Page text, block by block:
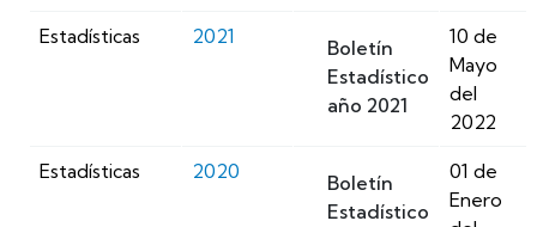
Estadísticas 2021
Boletín
Estadístico
año 2021
10 de
Mayo
del
2022
Estadísticas 2020
Boletín
Estadístico
01 de
Enero